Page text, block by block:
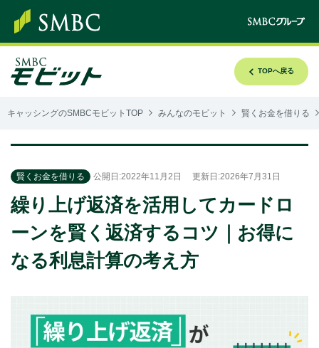
TOPへ戻る
キャッシングのSMBCモビットTOP みんなのモビット 賢くお金を借りる
賢くお金を借りる 公開日:2022年11月2日 更新日:2026年7月31日
繰り上げ返済を活用してカードロ
ーンを賢く返済するコツ｜お得に
なる利息計算の考え方